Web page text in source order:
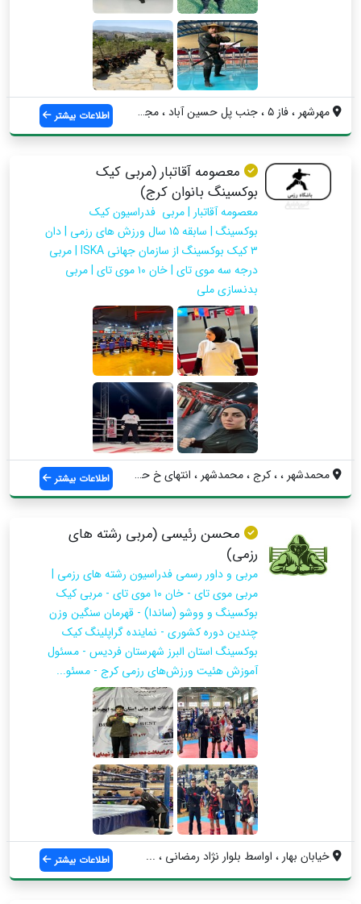
مهرشهر ، فاز ۵ ، جنب پل حسین آباد ، مجمو... اطلاعات بیشتر
معصومه آقاتبار (مربی کیک
بوکسینگ بانوان کرج)
معصومه آقاتبار | مربی فدراسیون کیک
بوکسینگ | سابقه ۱۵ سال ورزش های رزمی | دان
۳ کیک بوکسینگ از سازمان جهانی ISKA | مربی
درجه سه موی تای | خان ۱۰ موی تای | مربی
بدنسازی ملی
محمدشهر ، ، کرج ، محمدشهر ، انتهای خ حاف... اطلاعات بیشتر
محسن رئیسی (مربی رشته های
رزمی)
مربی و داور رسمی فدراسیون رشته های رزمی |
مربی موی تای - خان ۱۰ موی تای - مربی کیک
بوکسینگ و ووشو (ساندا) - قهرمان سنگین وزن
چندین دوره کشوری - نماینده گراپلینگ کیک
بوکسینگ استان البرز شهرستان فردیس - مسئول
آموزش هئیت ورزش‌های رزمی کرج - مسئو...
خیابان بهار ، اواسط بلوار نژاد رمضانی ، ... اطلاعات بیشتر